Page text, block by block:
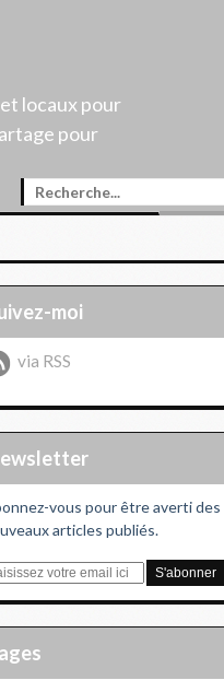
locaux pour
pour
moi
via RSS
Newsletter
vous pour être averti des
articles publiés.
Pages